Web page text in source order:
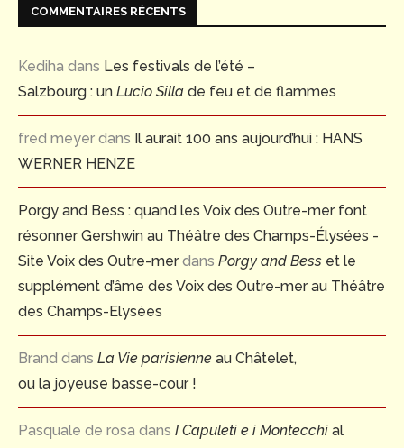
COMMENTAIRES RÉCENTS
Kediha dans Les festivals de l’été –
Salzbourg : un Lucio Silla de feu et de flammes
fred meyer dans Il aurait 100 ans aujourd’hui : HANS
WERNER HENZE
Porgy and Bess : quand les Voix des Outre-mer font
résonner Gershwin au Théâtre des Champs-Élysées -
Site Voix des Outre-merdans Porgy and Bess et le
supplément d’âme des Voix des Outre-mer au Théâtre
des Champs-Elysées
Brand dans La Vie parisienne au Châtelet,
ou la joyeuse basse-cour !
Pasquale de rosa dans I Capuleti e i Montecchi al